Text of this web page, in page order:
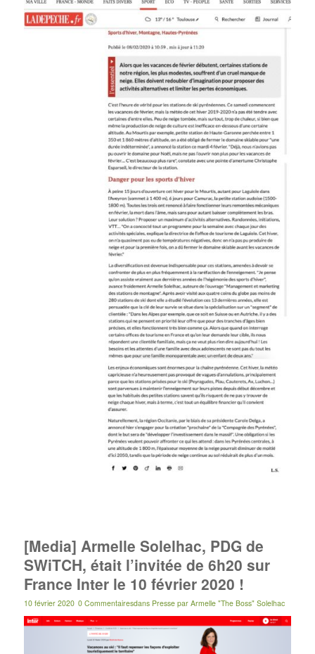
[Media] Armelle Solelhac, PDG de
SWiTCH, était l’invitée de 6h20 sur
France Inter le 10 février 2020 !
10 février 2020 0 Commentairesdans Presse par Armelle "The Boss" Solelhac